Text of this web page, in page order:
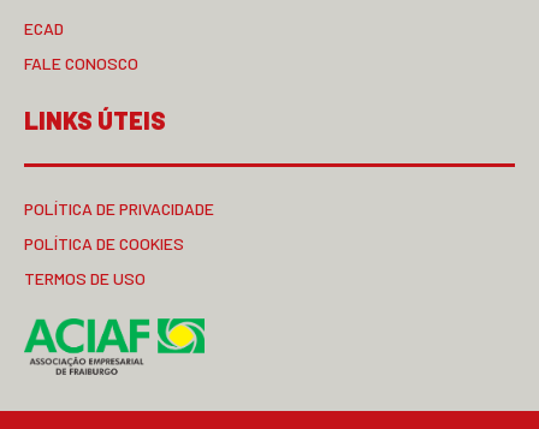
ECAD
FALE CONOSCO
LINKS ÚTEIS
POLÍTICA DE PRIVACIDADE
POLÍTICA DE COOKIES
TERMOS DE USO